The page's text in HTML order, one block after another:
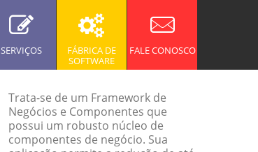
SERVIÇOS
FÁBRICA DE
SOFTWARE
FALE CONOSCO
Trata-se de um Framework de
Negócios e Componentes que
possui um robusto núcleo de
componentes de negócio. Sua